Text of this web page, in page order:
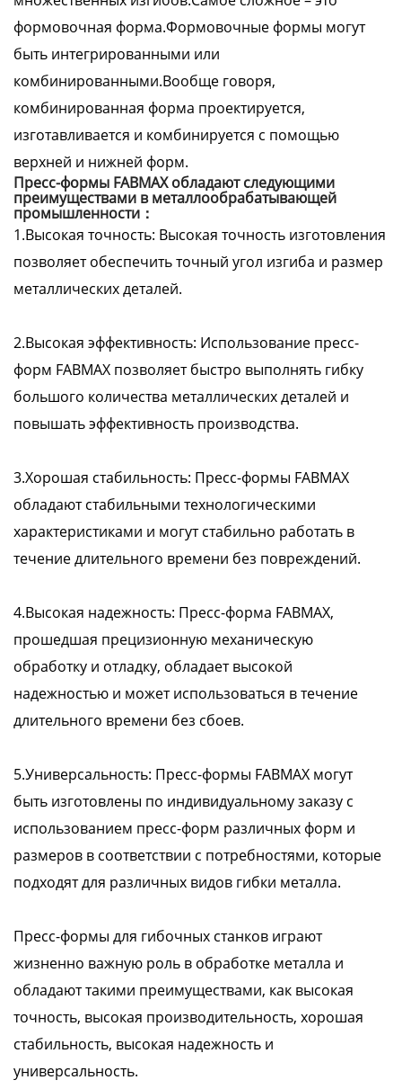
формовочная форма.Формовочные формы могут
быть интегрированными или
комбинированными.Вообще говоря,
комбинированная форма проектируется,
изготавливается и комбинируется с помощью
верхней и нижней форм.
Пресс-формы FABMAX обладают следующими
преимуществами в металлообрабатывающей
промышленности：
1.Высокая точность: Высокая точность изготовления
позволяет обеспечить точный угол изгиба и размер
металлических деталей.
2.Высокая эффективность: Использование пресс-
форм FABMAX позволяет быстро выполнять гибку
большого количества металлических деталей и
повышать эффективность производства.
3.Хорошая стабильность: Пресс-формы FABMAX
обладают стабильными технологическими
характеристиками и могут стабильно работать в
течение длительного времени без повреждений.
4.Высокая надежность: Пресс-форма FABMAX,
прошедшая прецизионную механическую
обработку и отладку, обладает высокой
надежностью и может использоваться в течение
длительного времени без сбоев.
5.Универсальность: Пресс-формы FABMAX могут
быть изготовлены по индивидуальному заказу с
использованием пресс-форм различных форм и
размеров в соответствии с потребностями, которые
подходят для различных видов гибки металла.
Пресс-формы для гибочных станков играют
жизненно важную роль в обработке металла и
обладают такими преимуществами, как высокая
точность, высокая производительность, хорошая
стабильность, высокая надежность и
универсальность.